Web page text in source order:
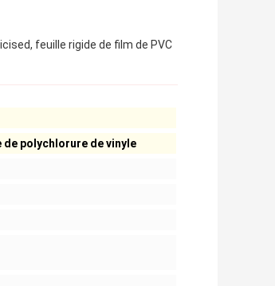
feuille rigide de film de PVC
de polychlorure de vinyle